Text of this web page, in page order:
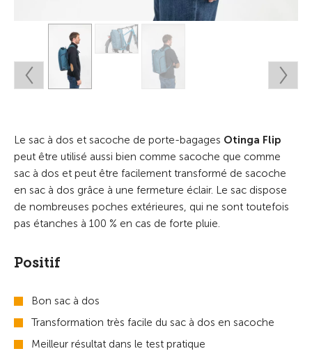
Le sac à dos et sacoche de porte-bagages Otinga Flip
peut être utilisé aussi bien comme sacoche que comme
sac à dos et peut être facilement transformé de sacoche
en sac à dos grâce à une fermeture éclair. Le sac dispose
de nombreuses poches extérieures, qui ne sont toutefois
pas étanches à 100 % en cas de forte pluie.
Positif
Bon sac à dos
Transformation très facile du sac à dos en sacoche
Meilleur résultat dans le test pratique